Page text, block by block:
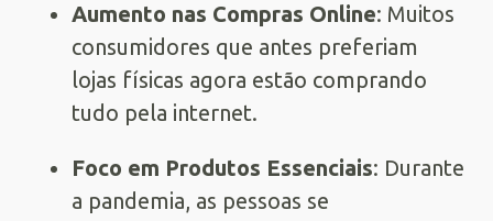
Aumento nas Compras Online: Muitos
consumidores que antes preferiam
lojas físicas agora estão comprando
tudo pela internet.
Foco em Produtos Essenciais: Durante
a pandemia, as pessoas se